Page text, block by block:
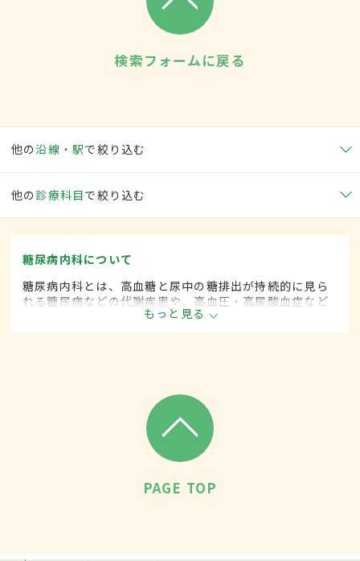
検索フォームに戻る
他の沿線・駅で絞り込む
他の 診療科目で絞り込む
糖尿病内科について
糖尿病内科とは、高血糖と尿中の糖排出が持続的に見ら
れる糖尿病などの代謝疾患や、高血圧・高尿酸血症など
生活習慣病を専門的に取り扱う内科の一領域です。
もっと見る
PAGE TOP